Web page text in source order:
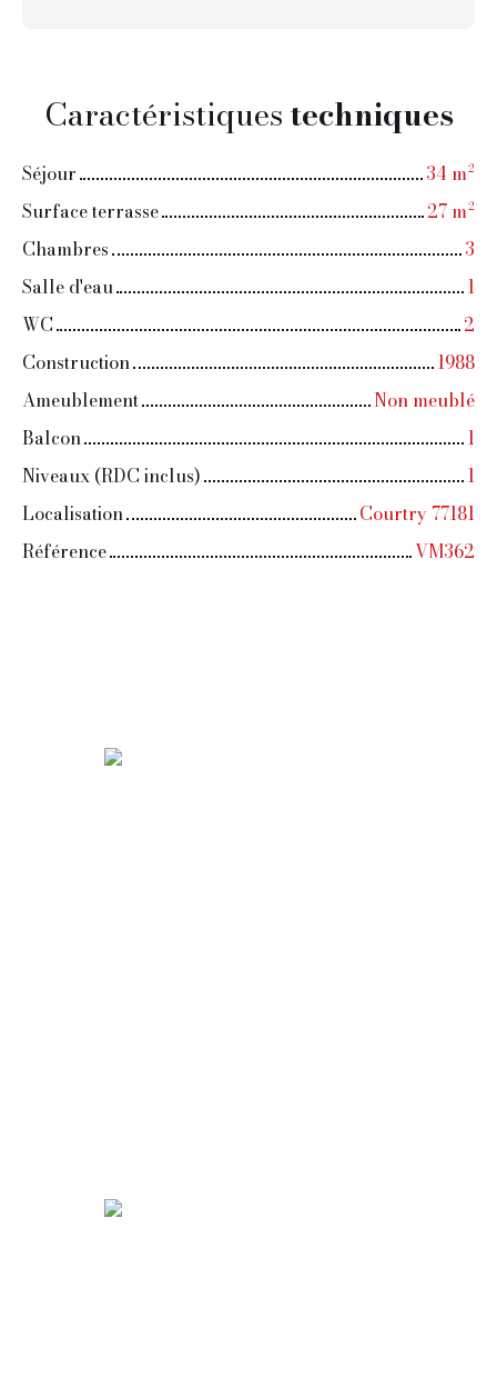
Caractéristiquestechniques
Séjour 34 m²
Surface terrasse
27 m²
Chambres
3
Salle d'eau
1
WC
2
Construction
1988
Ameublement
Non meublé
Balcon
1
Niveaux (RDC inclus)
1
Localisation
Courtry 77181
Référence
VM362